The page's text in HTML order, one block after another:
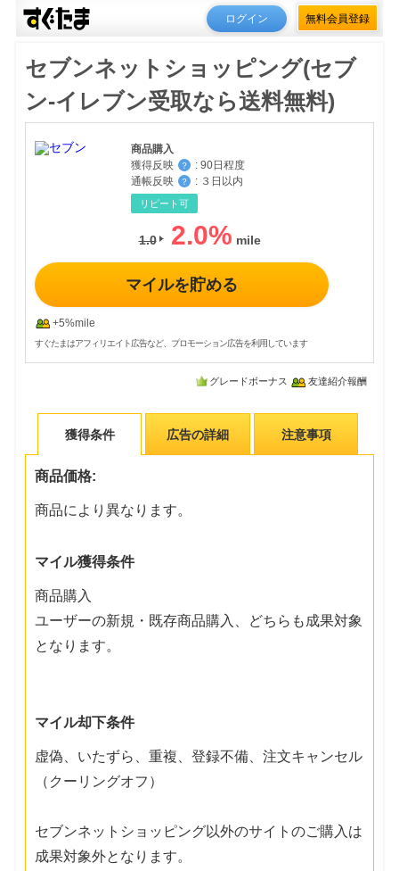
ログイン 無料会員登録
セブンネットショッピング(セブ
ン-イレブン受取なら送料無料)
商品購入
獲得反映
？ : 90日程度
通帳反映
？ : ３日以内
リピート可
1.0 2.0%
マイルを貯める
+5%mile
すぐたまはアフィリエイト広告など、プロモーション広告を利用しています
グレードボーナス 友達紹介報酬
獲得条件 広告の詳細 注意事項
商品価格:
商品により異なります。
マイル獲得条件
商品購入
ユーザーの新規・既存商品購入、どちらも成果対象
となります。
マイル却下条件
虚偽、いたずら、重複、登録不備、注文キャンセル
（クーリングオフ）
セブンネットショッピング以外のサイトのご購入は
成果対象外となります。